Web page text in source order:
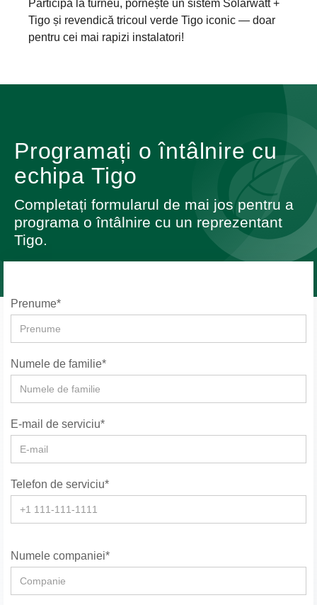
Participă la turneu, pornește un sistem Solarwatt +
Tigo și revendică tricoul verde Tigo iconic — doar
pentru cei mai rapizi instalatori!
Programați o întâlnire cu
echipa Tigo
Completați formularul de mai jos pentru a
programa o întâlnire cu un reprezentant
Tigo.
Prenume*
Numele de familie*
E-mail de serviciu*
Telefon de serviciu*
Numele companiei*